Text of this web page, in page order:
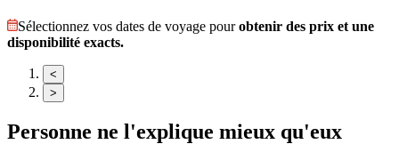
Sélectionnez vos dates de voyage pourobtenir des prix et une
disponibilité exacts.
<
>
Personne ne l'explique mieux qu'eux